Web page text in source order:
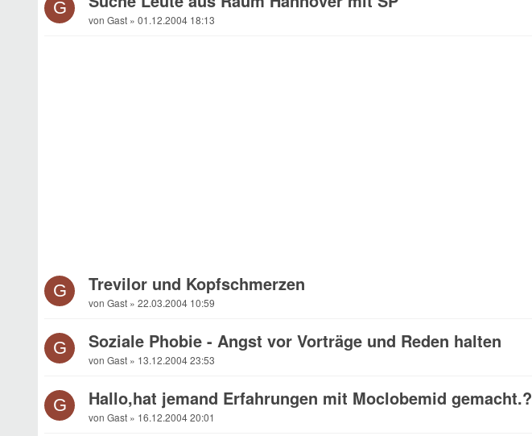
G
von Gast » 01.12.2004 18:13
G Trevilor und Kopfschmerzen
von Gast » 22.03.2004 10:59
G Soziale Phobie - Angst vor Vorträge und Reden halten
von Gast » 13.12.2004 23:53
G Hallo,hat jemand Erfahrungen mit Moclobemid gemacht.?
von Gast » 16.12.2004 20:01